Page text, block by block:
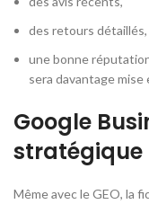
des retours détaillés,
une bonne
sera davantage mise
Google
stratégique
Même avec le GEO, la